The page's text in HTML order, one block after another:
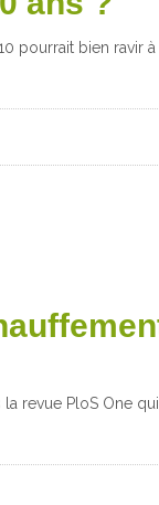
pourrait bien ravir
revue PloS One